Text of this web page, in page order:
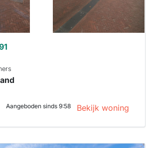
Aangeboden sinds 9:58 Bekijk woning